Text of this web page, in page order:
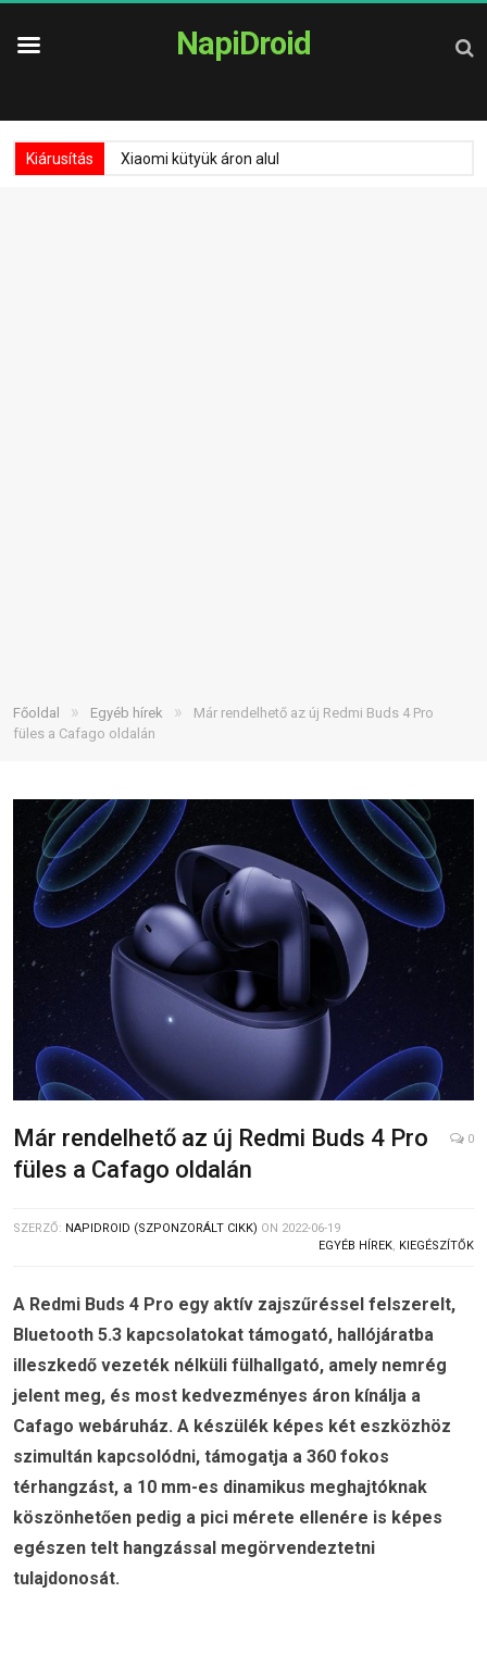
NapiDroid
Kiárusítás Xiaomi kütyük áron alul
Főoldal » Egyéb hírek »
Már rendelhető az új Redmi Buds 4 Pro
füles a Cafago oldalán
Már rendelhető az új Redmi Buds 4 Pro
füles a Cafago oldalán
0
SZERZŐ: NAPIDROID (SZPONZORÁLT CIKK) ON 2022-06-19
EGYÉB HÍREK, KIEGÉSZÍTŐK
A Redmi Buds 4 Pro egy aktív zajszűréssel felszerelt,
Bluetooth 5.3 kapcsolatokat támogató, hallójáratba
illeszkedő vezeték nélküli fülhallgató, amely nemrég
jelent meg, és most kedvezményes áron kínálja a
Cafago webáruház. A készülék képes két eszközhöz
szimultán kapcsolódni, támogatja a 360 fokos
térhangzást, a 10 mm-es dinamikus meghajtóknak
köszönhetően pedig a pici mérete ellenére is képes
egészen telt hangzással megörvendeztetni
tulajdonosát.